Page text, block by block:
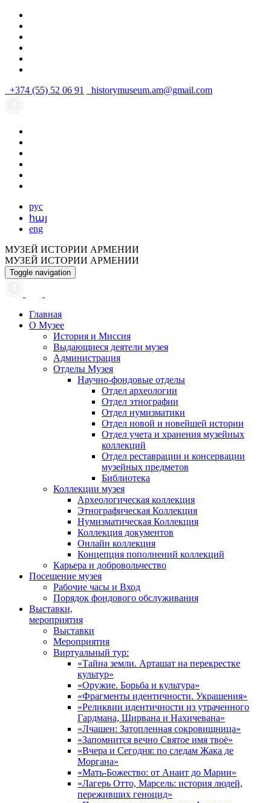
+374 (55) 52 06 91 historymuseum.am@gmail.com
рус
հայ
eng
МУЗЕЙ ИСТОРИИ АРМЕНИИ
МУЗЕЙ ИСТОРИИ АРМЕНИИ
Toggle navigation
Главная
О Музее
История и Миссия
Выдающиеся деятели музея
Администрация
Отделы Музея
Научно-фондовые отделы
Отдел археологии
Отдел этнографии
Отдел нумизматики
Отдел новой и новейшей истории
Отдел учета и хранения музейных
коллекций
Отдел реставрации и консервации
музейных предметов
Библиотека
Коллекции музея
Археологическая коллекция
Этнографическая Коллекция
Нумизматическая Коллекция
Коллекция документов
Онлайн коллекция
Концепция пополнений коллекций
Карьера и добровольчество
Посещение музея
Рабочие часы и Вход
Порядок фондового обслуживания
Выставки,
мероприятия
Выставки
Мероприятия
Виртуальный тур:
«Тайна земли. Арташат на перекрестке
культур»
«Оружие. Борьба и культура»
«Фрагменты идентичности. Украшения»
«Реликвии идентичности из утраченного
Гардмана, Ширвана и Нахичевана»
«Лчашен: Затопленная сокровищница»
«Запомнится вечно Святое имя твоё»
«Вчера и Сегодня: по следам Жака де
Моргана»
«Мать-Божество: от Анаит до Марии»
«Лагерь Отто, Марсель: история людей,
переживших геноцид»